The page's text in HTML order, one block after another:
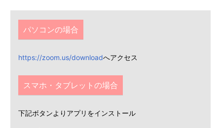
パソコンの場合
https://zoom.us/downloadへアクセス
スマホ・タブレットの場合
下記ボタンよりアプリをインストール